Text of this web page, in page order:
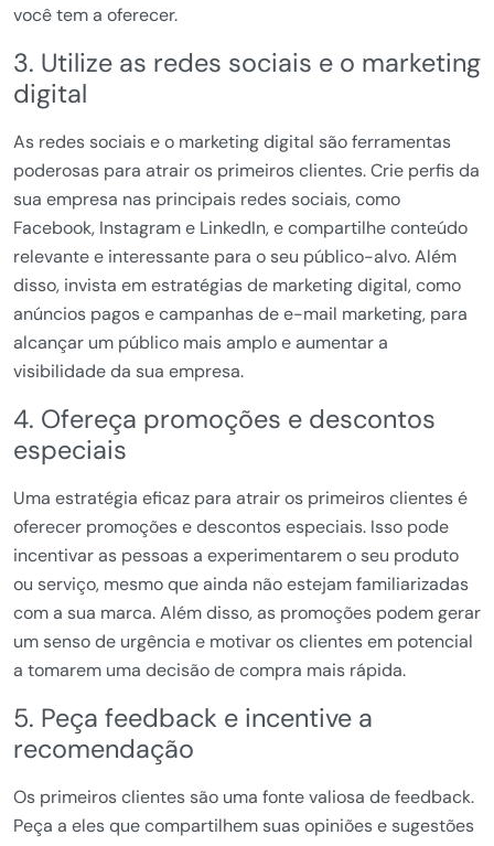
você tem a oferecer.
3. Utilize as redes sociais e o marketing
digital
As redes sociais e o marketing digital são ferramentas
poderosas para atrair os primeiros clientes. Crie perfis da
sua empresa nas principais redes sociais, como
Facebook, Instagram e LinkedIn, e compartilhe conteúdo
relevante e interessante para o seu público-alvo. Além
disso, invista em estratégias de marketing digital, como
anúncios pagos e campanhas de e-mail marketing, para
alcançar um público mais amplo e aumentar a
visibilidade da sua empresa.
4. Ofereça promoções e descontos
especiais
Uma estratégia eficaz para atrair os primeiros clientes é
oferecer promoções e descontos especiais. Isso pode
incentivar as pessoas a experimentarem o seu produto
ou serviço, mesmo que ainda não estejam familiarizadas
com a sua marca. Além disso, as promoções podem gerar
um senso de urgência e motivar os clientes em potencial
a tomarem uma decisão de compra mais rápida.
5. Peça feedback e incentive a
recomendação
Os primeiros clientes são uma fonte valiosa de feedback.
Peça a eles que compartilhem suas opiniões e sugestões